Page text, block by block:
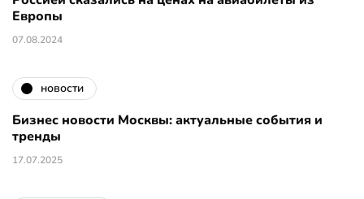
Европы
07.08.2024
новости
Бизнес новости Москвы: актуальные события и
тренды
17.07.2025